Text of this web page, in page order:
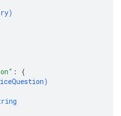
)
: {
)